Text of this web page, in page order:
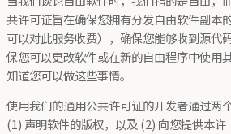
共许可证旨在确保您拥有分发自由软件副本
可以对此服务收费），确保您能够收到源代
保您可以更改软件或在新的自由程序中使用
知道您可以做这些事情。
使用我们的通用公共许可证的开发者通过两
(1) 声明软件的版权，以及 (2) 向您提供本许